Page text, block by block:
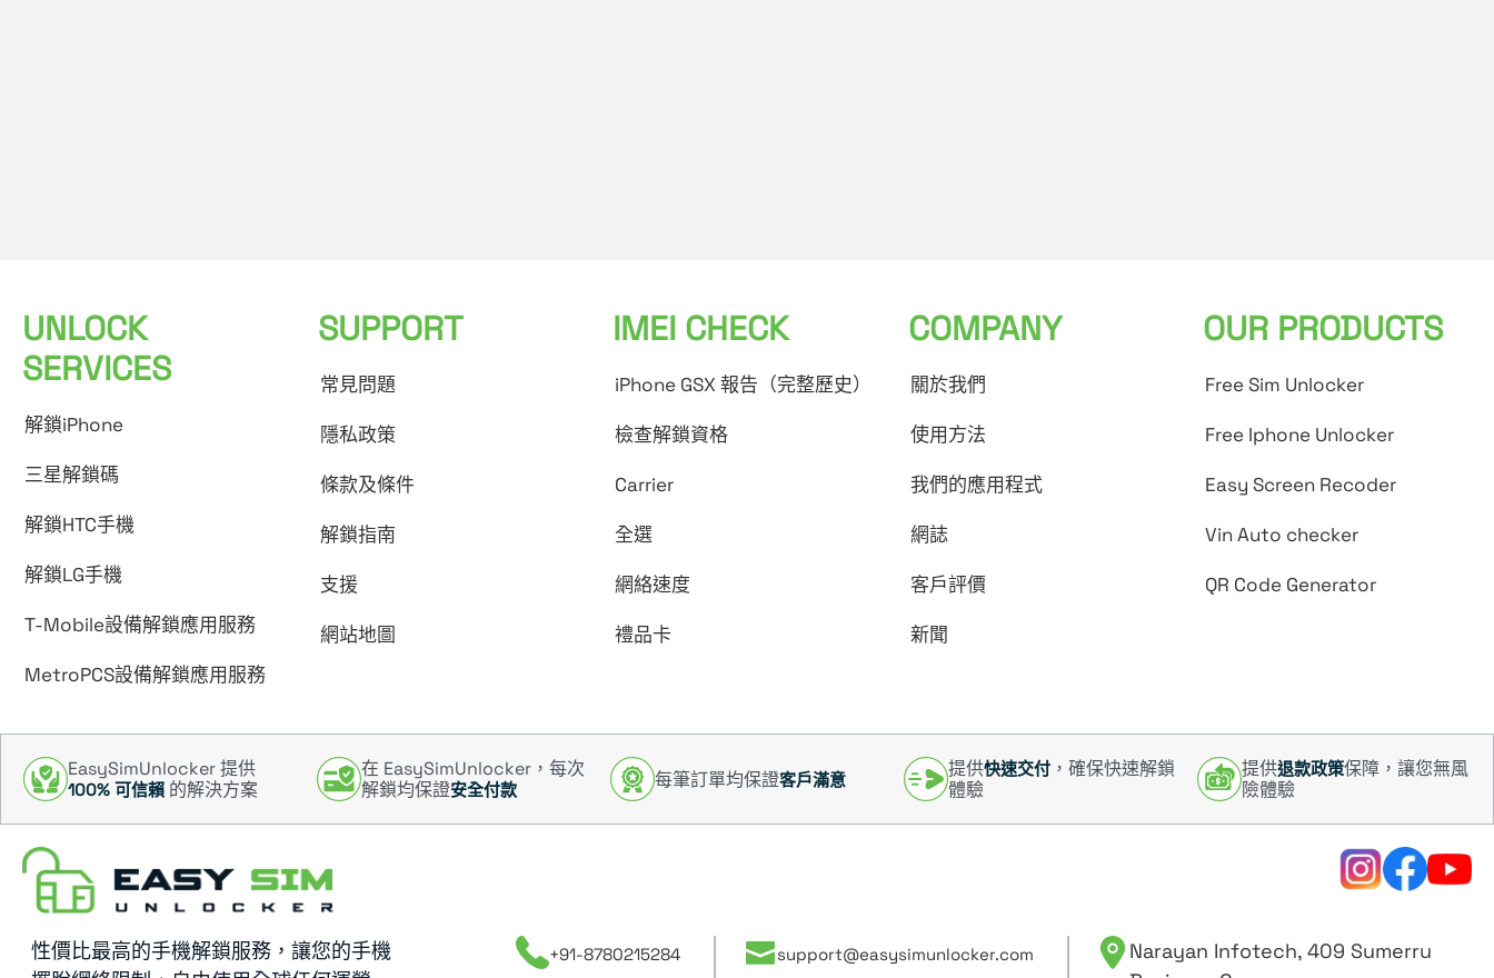
UNLOCK
SERVICES
解鎖iPhone
三星解鎖碼
解鎖HTC手機
解鎖LG手機
T-Mobile設備解鎖應用服務
MetroPCS設備解鎖應用服務
SUPPORT
常見問題
隱私政策
條款及條件
解鎖指南
支援
網站地圖
IMEI CHECK
iPhone GSX 報告（完整歷史）
檢查解鎖資格
Carrier
全選
網絡速度
禮品卡
COMPANY
關於我們
使用方法
我們的應用程式
網誌
客戶評價
新聞
OUR PRODUCTS
Free Sim Unlocker
Free Iphone Unlocker
Easy Screen Recoder
Vin Auto checker
QR Code Generator
EasySimUnlocker 提供
100% 可信賴 的解決方案
在 EasySimUnlocker，每次
解鎖均保證安全付款 每筆訂單均保證客戶滿意 提供快速交付 ，確保快速解鎖
體驗
提供退款政策保障，讓您無風
險體驗
性價比最高的手機解鎖服務，讓您的手機
+91-8780215284 support@easysimunlocker.com
Narayan Infotech, 409 Sumerru